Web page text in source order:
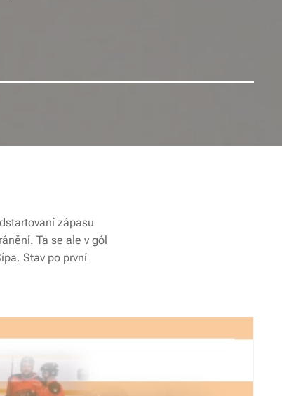
zápasu
Ta se ale v gól
Stav po první